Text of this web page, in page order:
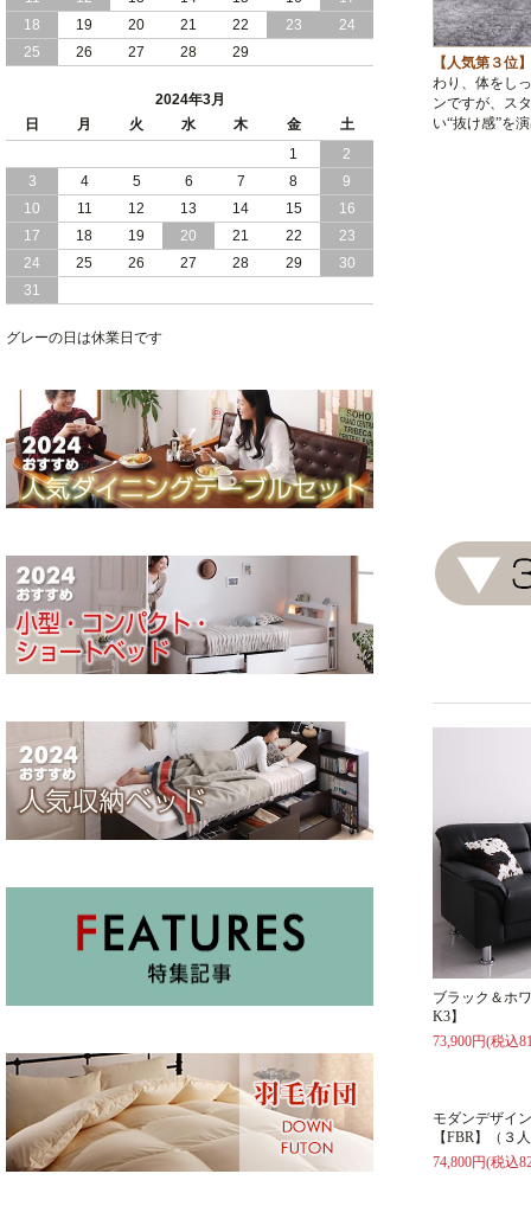
【人気第３位】
わり、体をし
ンですが、ス
い“抜け感”を
ブラック＆ホ
K3】
73,900円(税込
モダンデザイ
【FBR】（３
74,800円(税込
引き出し 5杯 収納庫 付き で 収納力 抜
群 ！ ブラックボディ の 日本製 チェス
ト ベッド
おすすめ 大人女子 に 大人気 の 清楚で
可愛い オールホワイト 引き出し 付 大
容量 収納 チェスト ベッド 日本製
2023/12/12
敷き布団 が使える 頑丈設計 ！ 棚 コン
セント 付き ！ 安心 の 国産 チェスト （
引き出し ）収納 ベッド
2023/12/04
おすすめ 敷き布団 が 使える 頑丈設計
18
19 20 21 22 23
24
25
26 27 28 29
2024年3月
日
月 火 水 木 金
土
1
2
3
4 5 6 7 8
9
10
11 12 13 14 15
16
17
18 19 20 21 22
23
24
25 26 27 28 29
30
31
グレーの日は休業日です